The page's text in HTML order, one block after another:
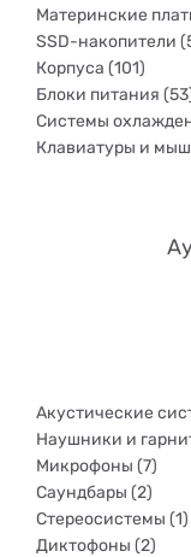
Материнские
SSD-накопители
Корпуса (101)
Блоки питания
Системы
Клавиатуры и
Акустические
Наушники и
Микрофоны (7)
Саундбары (2)
Стереосистемы (1)
Диктофоны (2)